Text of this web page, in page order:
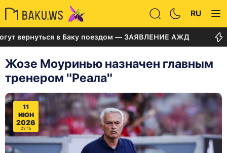
RU
в Баку поездом — ЗАЯВЛЕНИЕ АЖД Суд
Жозе Моуринью назначен главным
тренером "Реала"
11
ИЮН
2026
23:15